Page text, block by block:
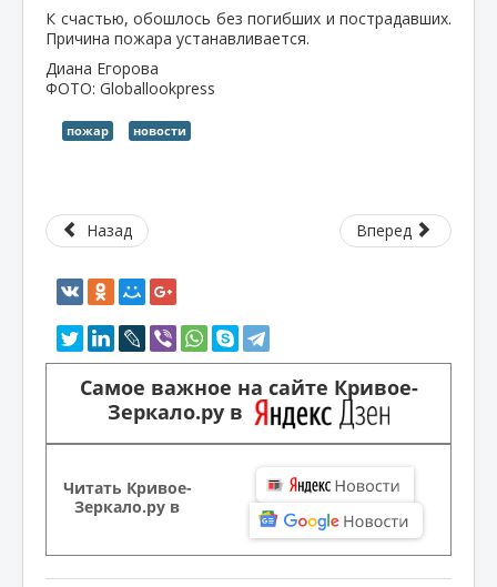
К счастью, обошлось без погибших и пострадавших.
Причина пожара устанавливается.
Диана Егорова
ФОТО: Globallookpress
пожар новости
Назад Вперед
Самое важное на сайте Кривое-
Зеркало.ру в
Читать Кривое-
Зеркало.ру в